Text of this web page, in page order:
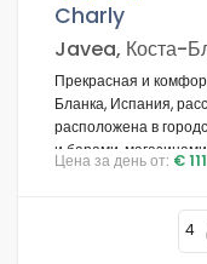
Charly
Javea, Коста-
Прекрасная и
Бланка, Испания,
расположена в
и барами,
пляжа Ла Грава.
Цена за день от: € 111
4